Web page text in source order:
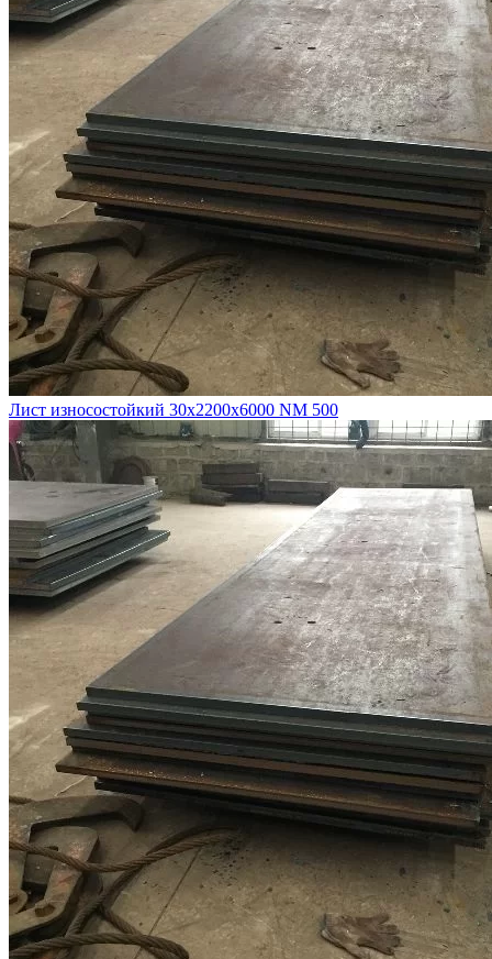
Лист износостойкий 30х2200х6000 NM 500